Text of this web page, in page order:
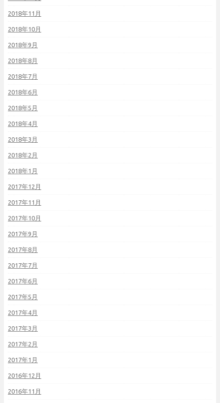
2018年11月
2018年10月
2018年9月
2018年8月
2018年7月
2018年6月
2018年5月
2018年4月
2018年3月
2018年2月
2018年1月
2017年12月
2017年11月
2017年10月
2017年9月
2017年8月
2017年7月
2017年6月
2017年5月
2017年4月
2017年3月
2017年2月
2017年1月
2016年12月
2016年11月